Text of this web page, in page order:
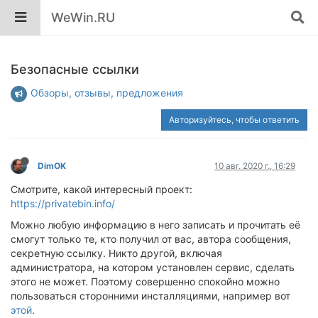
WeWin.RU
Безопасные ссылки
Обзоры, отзывы, предложения
Авторизуйтесь, чтобы ответить
DimOK 10 авг. 2020 г., 16:29
Смотрите, какой интересный проект:
https://privatebin.info/
Можно любую информацию в него записать и прочитать её
смогут только те, кто получил от вас, автора сообщения,
секретную ссылку. Никто другой, включая
администратора, на котором установлен сервис, сделать
этого не может. Поэтому совершенно спокойно можно
пользоваться сторонними инсталляциями, например вот
этой.